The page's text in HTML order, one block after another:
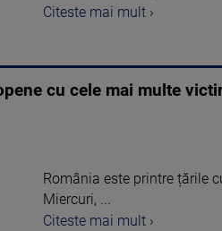
Citeste mai mult ›
cu cele mai multe
România este printre țările
Miercuri, ...
Citeste mai mult ›